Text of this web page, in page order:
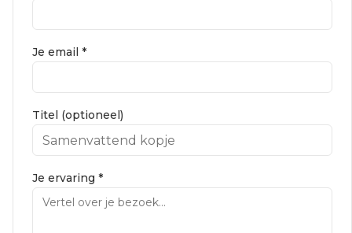
Je email *
Titel (optioneel)
Je ervaring *